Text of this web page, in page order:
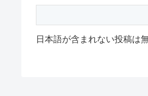
日本語が含まれない投稿は